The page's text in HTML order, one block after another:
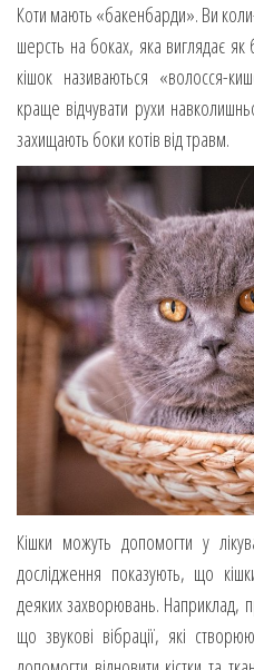
Коти мають «бакенбарди». Ви
шерсть на боках, яка виглядає
кішок називаються «волосся-
краще відчувати рухи
захищають боки котів від травм.
Кішки можуть допомогти у
дослідження показують, що
деяких захворювань. Наприклад,
що звукові вібрації, які